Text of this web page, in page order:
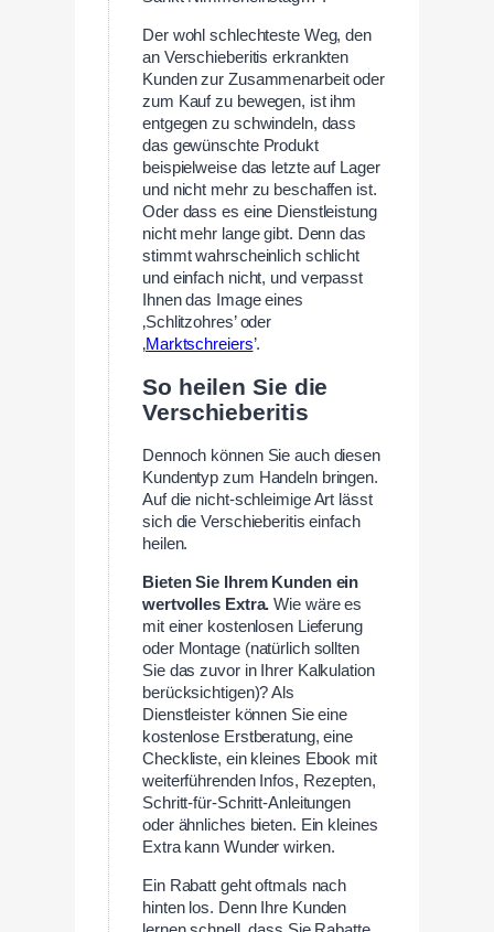
Der wohl schlechteste Weg, den
an Verschieberitis erkrankten
Kunden zur Zusammenarbeit oder
zum Kauf zu bewegen, ist ihm
entgegen zu schwindeln, dass
das gewünschte Produkt
beispielweise das letzte auf Lager
und nicht mehr zu beschaffen ist.
Oder dass es eine Dienstleistung
nicht mehr lange gibt. Denn das
stimmt wahrscheinlich schlicht
und einfach nicht, und verpasst
Ihnen das Image eines
‚Schlitzohres’ oder
‚Marktschreiers’.
So heilen Sie die
Verschieberitis
Dennoch können Sie auch diesen
Kundentyp zum Handeln bringen.
Auf die nicht-schleimige Art lässt
sich die Verschieberitis einfach
heilen.
Bieten Sie Ihrem Kunden ein
wertvolles Extra. Wie wäre es
mit einer kostenlosen Lieferung
oder Montage (natürlich sollten
Sie das zuvor in Ihrer Kalkulation
berücksichtigen)? Als
Dienstleister können Sie eine
kostenlose Erstberatung, eine
Checkliste, ein kleines Ebook mit
weiterführenden Infos, Rezepten,
Schritt-für-Schritt-Anleitungen
oder ähnliches bieten. Ein kleines
Extra kann Wunder wirken.
Ein Rabatt geht oftmals nach
hinten los. Denn Ihre Kunden